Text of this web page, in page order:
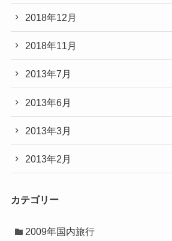
2018年12月
2018年11月
2013年7月
2013年6月
2013年3月
2013年2月
カテゴリー
2009年国内旅行